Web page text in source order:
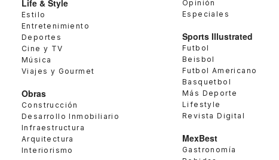
Life & Style
Estilo
Entretenimiento
Deportes
Cine y TV
Música
Viajes y Gourmet
Obras
Construcción
Desarrollo Inmobiliario
Infraestructura
Arquitectura
Interiorismo
Opinión
Especiales
Sports Illustrated
Futbol
Beisbol
Futbol Americano
Basquetbol
Más Deporte
Lifestyle
Revista Digital
MexBest
Gastronomía